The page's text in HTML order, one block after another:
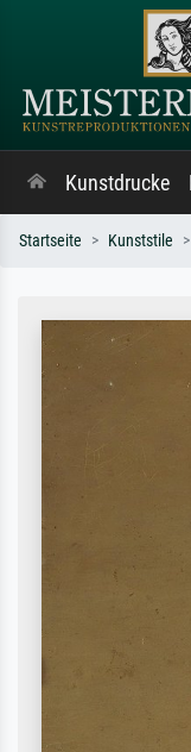
Kunstdrucke
Startseite Kunststile